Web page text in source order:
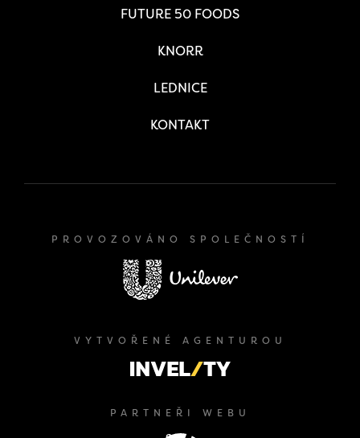
FUTURE 50 FOODS
KNORR
LEDNICE
KONTAKT
PROVOZOVÁNO SPOLEČNOSTÍ
VYTVOŘENÉ AGENTUROU
PARTNEŘI WEBU